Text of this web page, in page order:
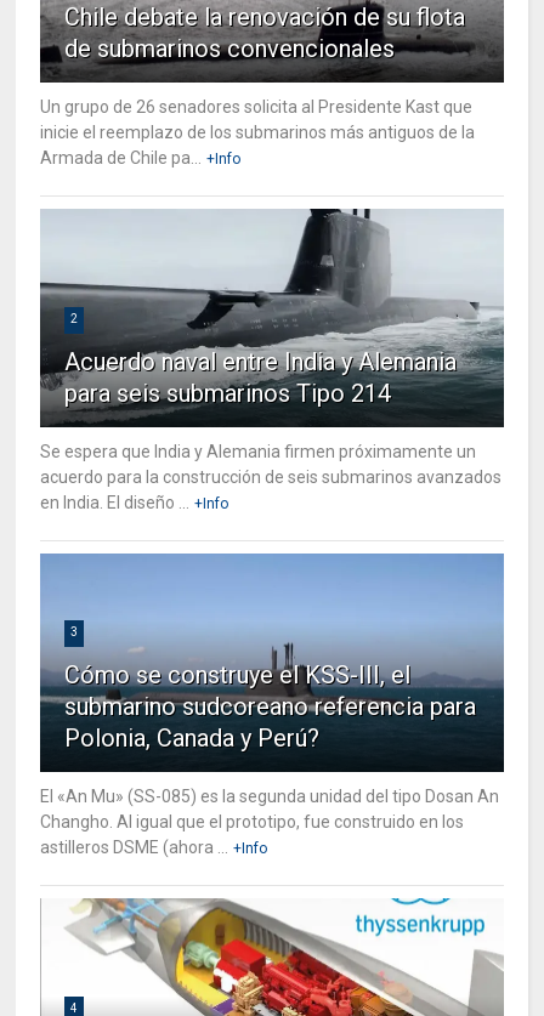
Chile debate la renovación de su flota
de submarinos convencionales
Un grupo de 26 senadores solicita al Presidente Kast que
inicie el reemplazo de los submarinos más antiguos de la
Armada de Chile pa...
+Info
2
Acuerdo naval entre India y Alemania
para seis submarinos Tipo 214
Se espera que India y Alemania firmen próximamente un
acuerdo para la construcción de seis submarinos avanzados
en India. El diseño ...
+Info
3
Cómo se construye el KSS-III, el
submarino sudcoreano referencia para
Polonia, Canada y Perú?
El «An Mu» (SS-085) es la segunda unidad del tipo Dosan An
Changho. Al igual que el prototipo, fue construido en los
astilleros DSME (ahora ...
+Info
4